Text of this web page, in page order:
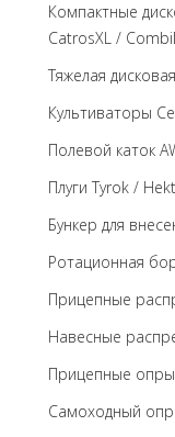
Компактные
CatrosXL /
Тяжелая
Культиваторы
Полевой каток
Плуги Tyrok /
Бункер для
Ротационная
Прицепные
Навесные
Прицепные
Самоходный